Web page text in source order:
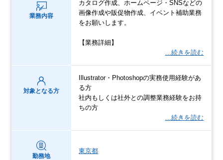
業務内容
カタログ作成、ホームページ・SNSなどの
画像作成や販促物作成、イベント補助業務
をお願いします。
【業務詳細】
…続きを読む
対象となる方
Illustrator・Photoshopの実務使用経験があ
る方
社内もしくは社外との調整業務経験をお持
ちの方
…続きを読む
勤務地
東京都